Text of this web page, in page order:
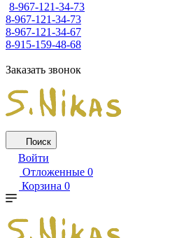
8-967-121-34-73
8-967-121-34-73
8-967-121-34-67
8-915-159-48-68
Заказать звонок
Поиск
Войти
Отложенные 0
Корзина 0